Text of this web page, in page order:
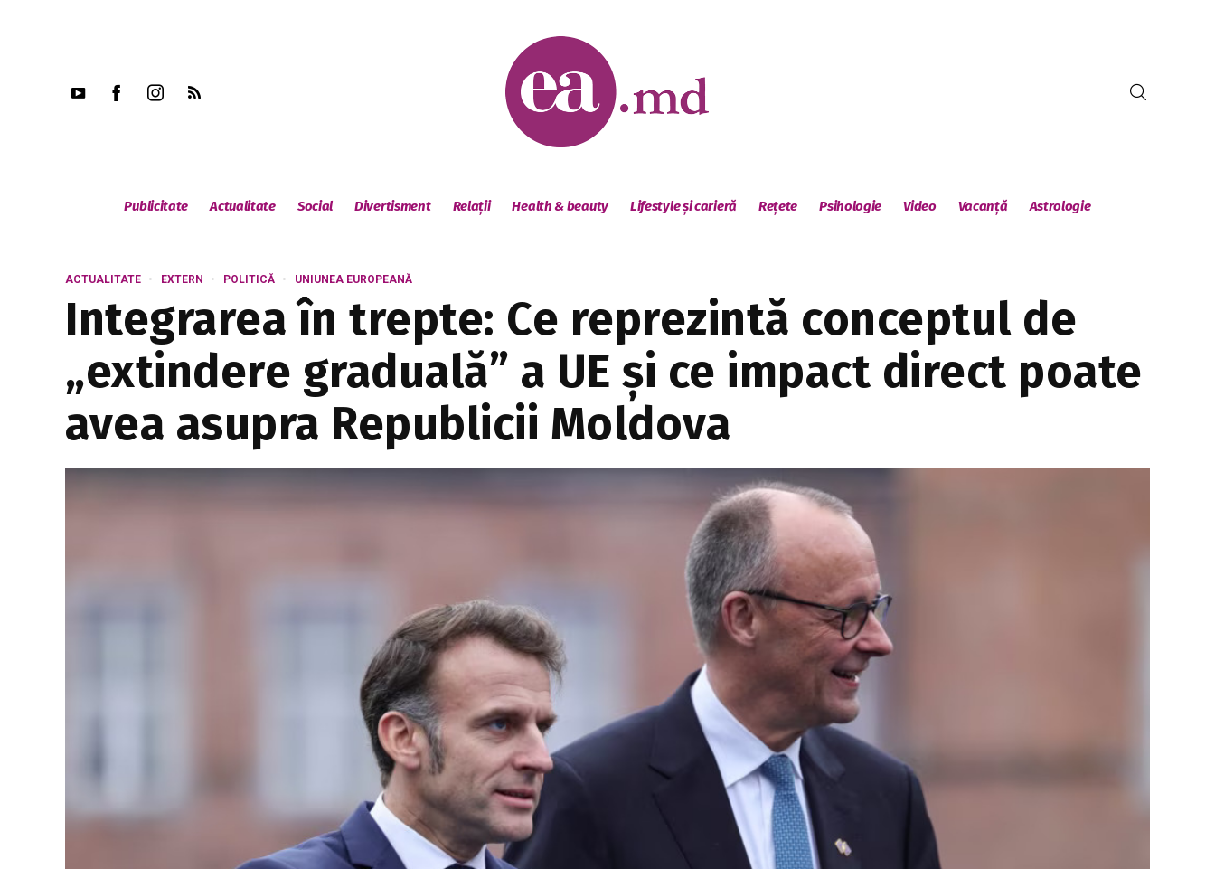
Publicitate Actualitate Social Divertisment Relații Health & beauty Lifestyle și carieră Rețete Psihologie Video Vacanță Astrologie
ACTUALITATE EXTERN POLITICĂ UNIUNEA EUROPEANĂ
Integrarea în trepte: Ce reprezintă conceptul de
„extindere graduală” a UE și ce impact direct poate
avea asupra Republicii Moldova